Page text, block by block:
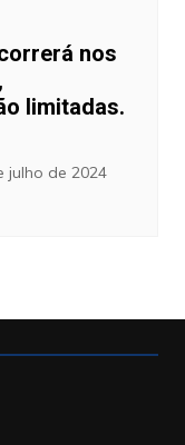
nos
limitadas.
julho de 2024